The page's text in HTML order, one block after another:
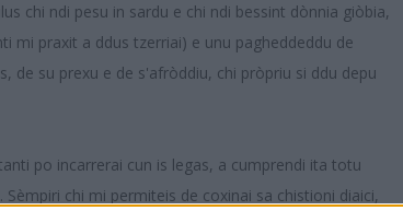
chi ndi pesu in sardu e chi ndi bessint dònnia giòbia,
mi praxit a ddus tzerriai) e unu pagheddeddu de
de su prexu e de s'afròddiu, chi pròpriu si ddu depu
po incarrerai cun is legas, a cumprendi ita totu
chi mi permiteis de coxinai sa chistioni diaici,